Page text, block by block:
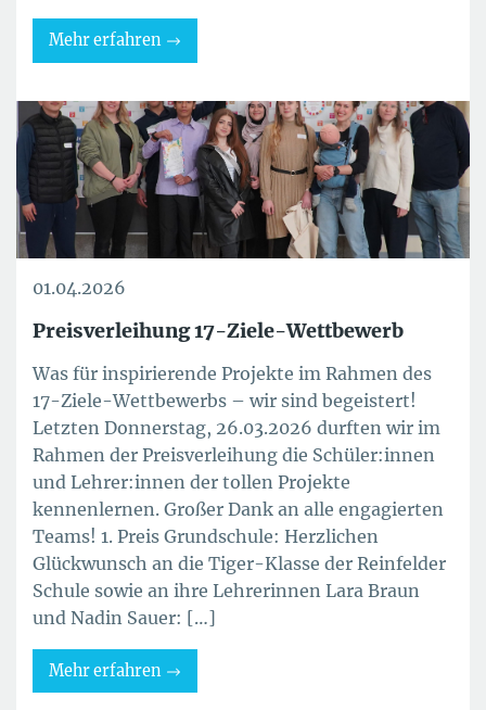
Mehr erfahren
01.04.2026
Preisverleihung 17-Ziele-Wettbewerb
Was für inspirierende Projekte im Rahmen des
17-Ziele-Wettbewerbs – wir sind begeistert!
Letzten Donnerstag, 26.03.2026 durften wir im
Rahmen der Preisverleihung die Schüler:innen
und Lehrer:innen der tollen Projekte
kennenlernen. Großer Dank an alle engagierten
Teams! 1. Preis Grundschule: Herzlichen
Glückwunsch an die Tiger-Klasse der Reinfelder
Schule sowie an ihre Lehrerinnen Lara Braun
und Nadin Sauer: […]
Mehr erfahren